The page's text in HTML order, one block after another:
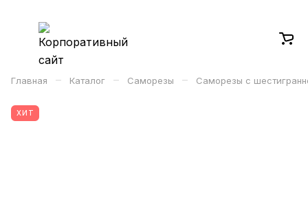
Главная – Каталог – Саморезы – Саморезы с
ХИТ